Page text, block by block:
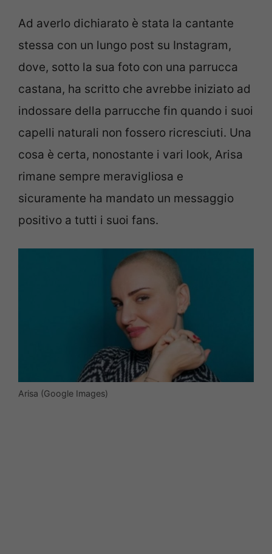
Ad averlo dichiarato è stata la cantante
stessa con un lungo post su Instagram,
dove, sotto la sua foto con una parrucca
castana, ha scritto che avrebbe iniziato ad
indossare della parrucche fin quando i suoi
capelli naturali non fossero ricresciuti. Una
cosa è certa, nonostante i vari look, Arisa
rimane sempre meravigliosa e
sicuramente ha mandato un messaggio
positivo a tutti i suoi fans.
Arisa (Google Images)